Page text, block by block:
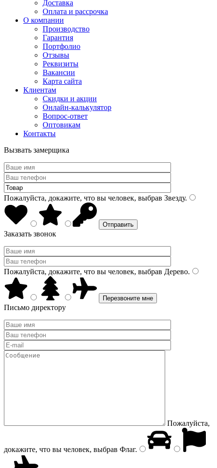
Доставка
Оплата и рассрочка
О компании
Производство
Гарантия
Портфолио
Отзывы
Реквизиты
Вакансии
Карта сайта
Клиентам
Скидки и акции
Онлайн-калькулятор
Вопрос-ответ
Оптовикам
Контакты
Вызвать замерщика
Пожалуйста, докажите, что вы человек, выбрав Звезду.
Заказать звонок
Пожалуйста, докажите, что вы человек, выбрав Дерево.
Письмо директору
Пожалуйста,
докажите, что вы человек, выбрав Флаг.